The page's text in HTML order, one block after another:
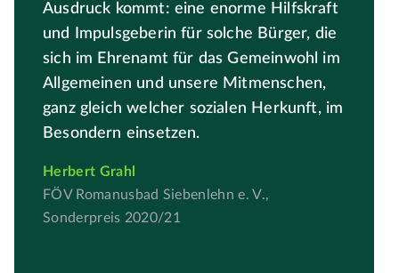
Ausdruck kommt: eine enorme Hilfskraft
und Impulsgeberin für solche Bürger, die
sich im Ehrenamt für das Gemeinwohl im
Allgemeinen und unsere Mitmenschen,
ganz gleich welcher sozialen Herkunft, im
Besondern einsetzen.
Herbert Grahl
FÖV Romanusbad Siebenlehn e. V.,
Sonderpreis 2020/21